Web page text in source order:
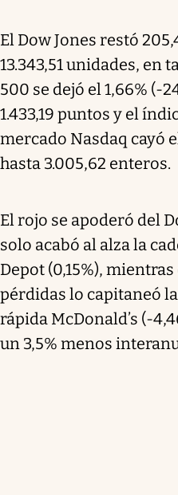
El Dow Jones restó
13.343,51 unidades, en
500 se dejó el 1,66% (-
1.433,19 puntos y el
mercado Nasdaq cayó
hasta 3.005,62 enteros.
El rojo se apoderó del
solo acabó al alza la
Depot (0,15%),
pérdidas lo capitaneó
rápida McDonald’s (-
un 3,5% menos